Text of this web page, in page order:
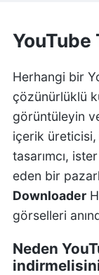
Herhangi bir
çözünürlüklü
görüntüleyin
içerik
tasarımcı,
eden bir
Downloader
görselleri
Neden